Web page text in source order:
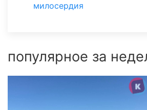
милосердия
популярное за